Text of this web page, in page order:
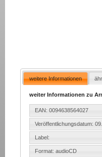
weitere Informationen
weiter Informationen zu
EAN: 0094638564027
Veröffentlichungsdatum:
Label:
Format: audioCD